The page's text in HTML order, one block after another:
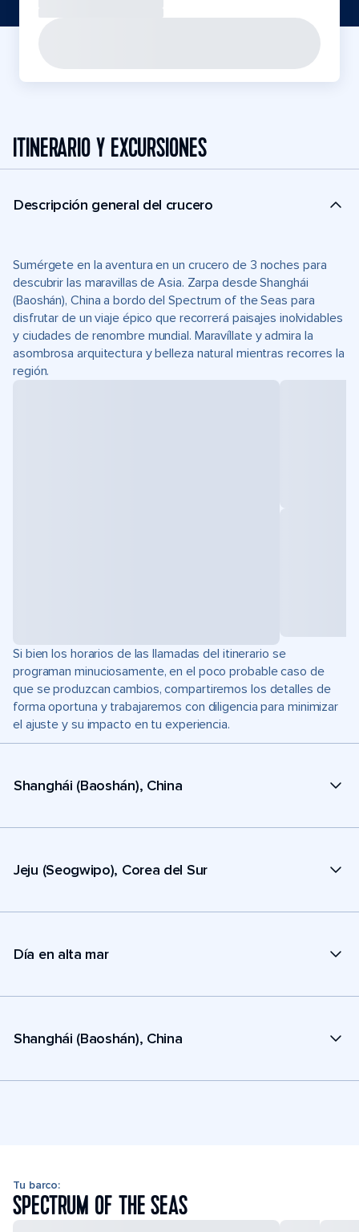
ITINERARIO Y EXCURSIONES
Descripción general del crucero
Sumérgete en la aventura en un crucero de 3 noches para
descubrir las maravillas de Asia. Zarpa desde Shanghái
(Baoshán), China a bordo del Spectrum of the Seas para
disfrutar de un viaje épico que recorrerá paisajes inolvidables
y ciudades de renombre mundial. Maravíllate y admira la
asombrosa arquitectura y belleza natural mientras recorres la
región.
Si bien los horarios de las llamadas del itinerario se
programan minuciosamente, en el poco probable caso de
que se produzcan cambios, compartiremos los detalles de
forma oportuna y trabajaremos con diligencia para minimizar
el ajuste y su impacto en tu experiencia.
Shanghái (Baoshán), China
Jeju (Seogwipo), Corea del Sur
Día en alta mar
Shanghái (Baoshán), China
Tu barco:
SPECTRUM OF THE SEAS